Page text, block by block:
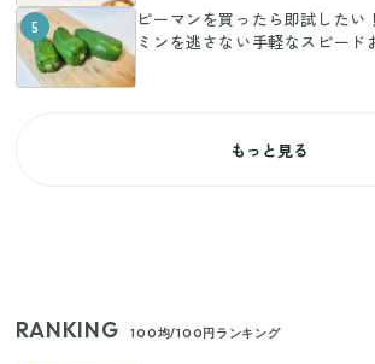
5
ピーマンを買ったら即試したい
ミンを逃さない手軽なスピード
もっと見る
RANKING 100均/100円ランキング